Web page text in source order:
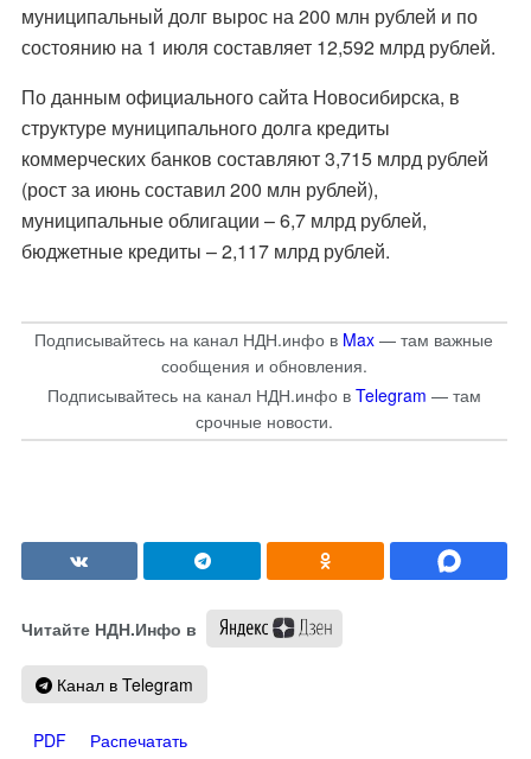
муниципальный долг вырос на 200 млн рублей и по
состоянию на 1 июля составляет 12,592 млрд рублей.
По данным официального сайта Новосибирска, в
структуре муниципального долга кредиты
коммерческих банков составляют 3,715 млрд рублей
(рост за июнь составил 200 млн рублей),
муниципальные облигации – 6,7 млрд рублей,
бюджетные кредиты – 2,117 млрд рублей.
Подписывайтесь на канал НДН.инфо в Max — там важные
сообщения и обновления.
Подписывайтесь на канал НДН.инфо в Telegram — там
срочные новости.
Читайте НДН.Инфо в
Канал в Telegram
PDF Распечатать